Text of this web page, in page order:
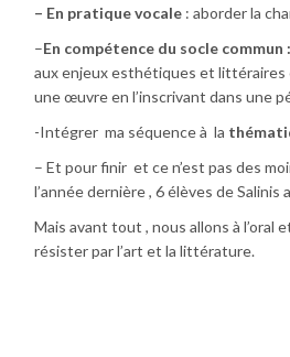
– En pratique vocale : aborder la
–En compétence du socle commun :
aux enjeux esthétiques et littéraires
une œuvre en l’inscrivant dans une
-Intégrer ma séquence à la
– Et pour finir et ce n’est pas des
l’année dernière , 6 élèves de
Mais avant tout , nous allons à l’oral
résister par l’art et la littérature.